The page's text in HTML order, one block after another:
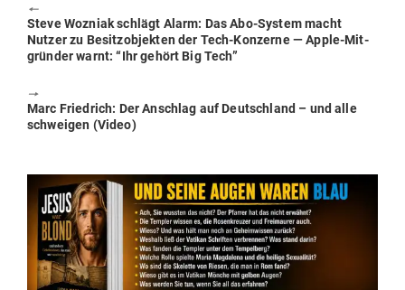
🠔
Previous
post:
Steve Wozniak schlägt Alarm: Das Abo-System macht
Nutzer zu Besitz­ob­jekten der Tech-Kon­zerne — Apple-Mit­
gründer warnt: “Ihr gehört Big Tech”
🠖
Next
post:
Marc Friedrich: Der Anschlag auf Deutschland – und alle
schweigen (Video)